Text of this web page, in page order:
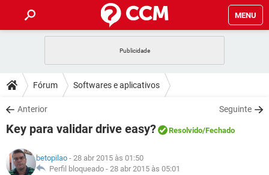
MENU
CELULAR FACEBOOK
OUTLOOK
INSTAGRAM GMAIL
GUIA DE COMPRAS
DICAS
JOGOS WHATSAPP
INSTAGRAM
DOWNLOADS
JOGOS WHATSAPP
CELULAR
OUTLOOK EXCEL
FÓRUM
JOGOS
GLOSSÁRIO
Fórum Softwares e aplicativos
Anterior Seguinte
Key para validar drive easy? Resolvido/Fechado
betopilao - 28 abr 2015 às 01:50
Perfil bloqueado - 28 abr 2015 às 05:01